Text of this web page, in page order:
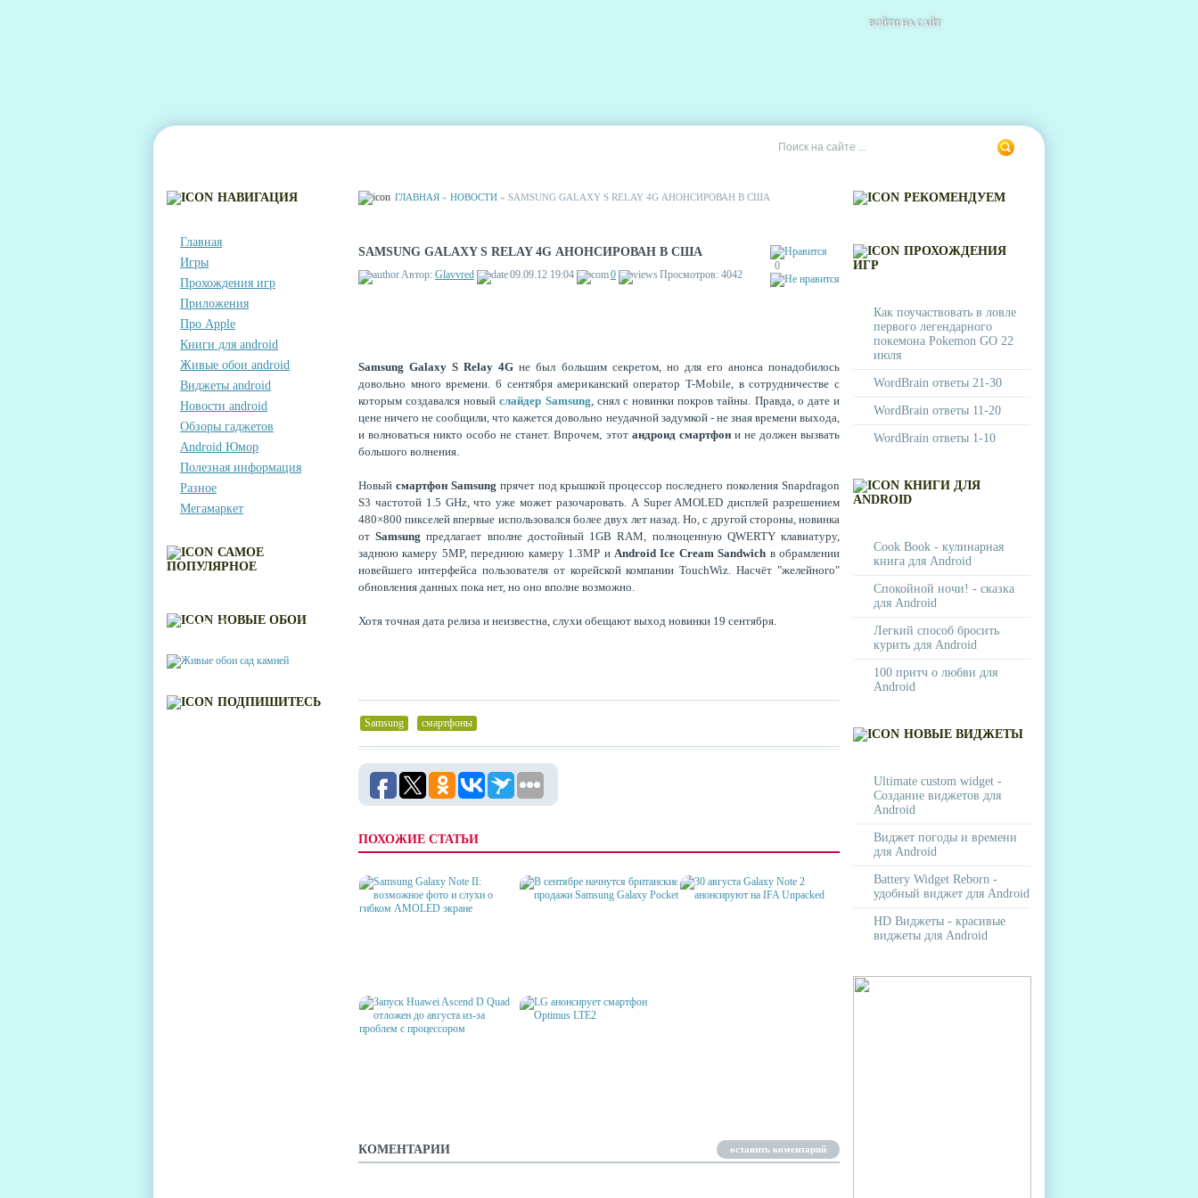
ВОЙТИ НА САЙТ
НАВИГАЦИЯ
Главная
Игры
Прохождения игр
Приложения
Про Apple
Книги для android
Живые обои android
Виджеты android
Новости android
Обзоры гаджетов
Android Юмор
Полезная информация
Разное
Мегамаркет
САМОЕ
ПОПУЛЯРНОЕ
НОВЫЕ ОБОИ
КАМНЕЙ
ПОДПИШИТЕСЬ
ГЛАВНАЯ » НОВОСТИ » SAMSUNG GALAXY S RELAY 4G АНОНСИРОВАН В США
0
SAMSUNG GALAXY S RELAY 4G АНОНСИРОВАН В США
Автор: Glavvred 09.09.12 19:04 0 Просмотров: 4042
Samsung Galaxy S Relay 4G не был большим секретом, но для его анонса понадобилось
довольно много времени. 6 сентября американский оператор T-Mobile, в сотрудничестве с
которым создавался новыйслайдер Samsung, снял с новинки покров тайны. Правда, о дате и
цене ничего не сообщили, что кажется довольно неудачной задумкой - не зная времени выхода,
и волноваться никто особо не станет. Впрочем, этот андроид смартфони не должен вызвать
большого волнения.
Новый смартфон Samsung прячет под крышкой процессор последнего поколения Snapdragon
S3 частотой 1.5 GHz, что уже может разочаровать. А Super AMOLED дисплей разрешением
480×800 пикселей впервые использовался более двух лет назад. Но, с другой стороны, новинка
отSamsung предлагает вполне достойный 1GB RAM, полноценную QWERTY клавиатуру,
заднюю камеру 5MP, переднюю камеру 1.3MP и Android Ice Cream Sandwich в обрамлении
новейшего интерфейса пользователя от корейской компании TouchWiz. Насчёт "желейного"
обновления данных пока нет, но оно вполне возможно.
Хотя точная дата релиза и неизвестна, слухи обещают выход новинки 19 сентября.
Samsung смартфоны
ПОХОЖИЕ СТАТЬИ
КОМЕНТАРИИ оставить коментарий
РЕКОМЕНДУЕМ
ПРОХОЖДЕНИЯ
ИГР
Как поучаствовать в ловле
первого легендарного
покемона Pokemon GO 22
июля
WordBrain ответы 21-30
WordBrain ответы 11-20
WordBrain ответы 1-10
КНИГИ ДЛЯ
ANDROID
Cook Book - кулинарная
книга для Android
Спокойной ночи! - сказка
для Android
Легкий способ бросить
курить для Android
100 притч о любви для
Android
НОВЫЕ ВИДЖЕТЫ
Ultimate custom widget -
Создание виджетов для
Android
Виджет погоды и времени
для Android
Battery Widget Reborn -
удобный виджет для Android
HD Виджеты - красивые
виджеты для Android